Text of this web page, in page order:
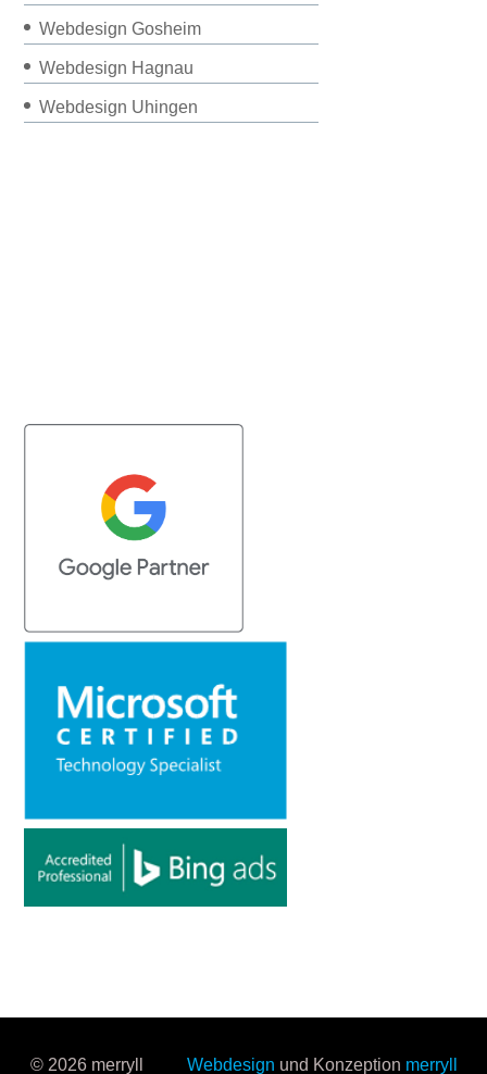
Webdesign Gosheim
Webdesign Hagnau
Webdesign Uhingen
© 2026 merryll Webdesign und Konzeption merryll